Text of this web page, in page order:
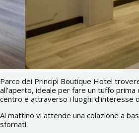
Parco dei Principi Boutique Hotel
all’aperto, ideale per fare un tuffo
centro e attraverso i luoghi d’interesse
Al mattino vi attende una colazione a
sfornati.